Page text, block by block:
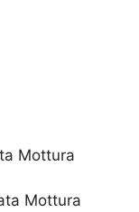
Mottura
Mottura